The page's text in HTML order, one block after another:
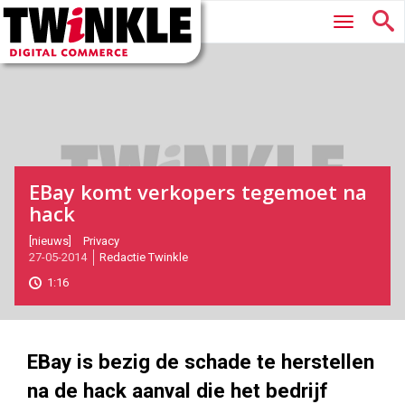
Twinkle
Digital
Commerce
Hoofdmenu
EBay komt verkopers tegemoet na
hack
2014-
05-
27T13:08:00
2017-
05-
[nieuws]
Privacy
27-05-2014
Redactie Twinkle
1:16
EBay is bezig de schade te herstellen
na de hack aanval die het bedrijf